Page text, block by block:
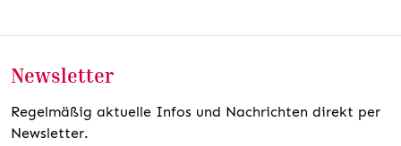
Newsletter
Regelmäßig aktuelle Infos und Nachrichten direkt per
Newsletter.